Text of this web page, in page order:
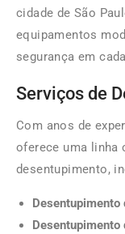
cidade de São
equipamentos
segurança em
Serviços de
Com anos de
oferece uma linha
desentupimento,
Desentupimento